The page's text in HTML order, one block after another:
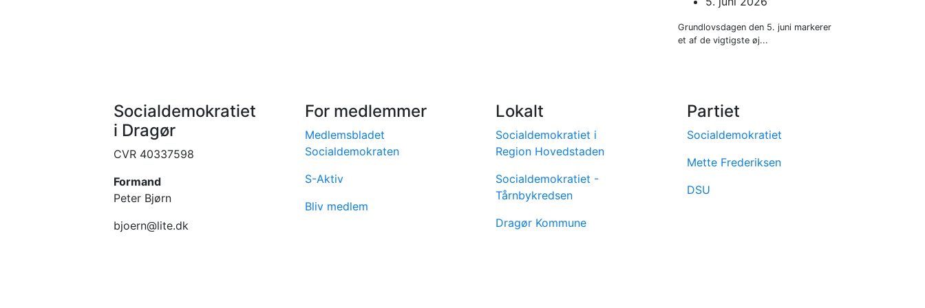
Grundlovsdagen den 5. juni markerer
et af de vigtigste øj...
Socialdemokratiet
i Dragør
CVR 40337598
Formand
Peter Bjørn
bjoern@lite.dk
For medlemmer
Medlemsbladet
Socialdemokraten
S-Aktiv
Bliv medlem
Lokalt
Socialdemokratiet i
Region Hovedstaden
Socialdemokratiet -
Tårnbykredsen
Dragør Kommune
Partiet
Socialdemokratiet
Mette Frederiksen
DSU